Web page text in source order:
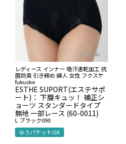
レディース インナー 吸汗速乾加工 抗
菌防臭 引き締め 婦人 女性 フクスケ
fukuske
ESTHE SUPORT(エステサポ
ート)： 下腹キュッ！ 補正シ
ョーツ スタンダードタイプ
無地 一部レース (60-0011)
L ブラック090
ゆうパケットOK